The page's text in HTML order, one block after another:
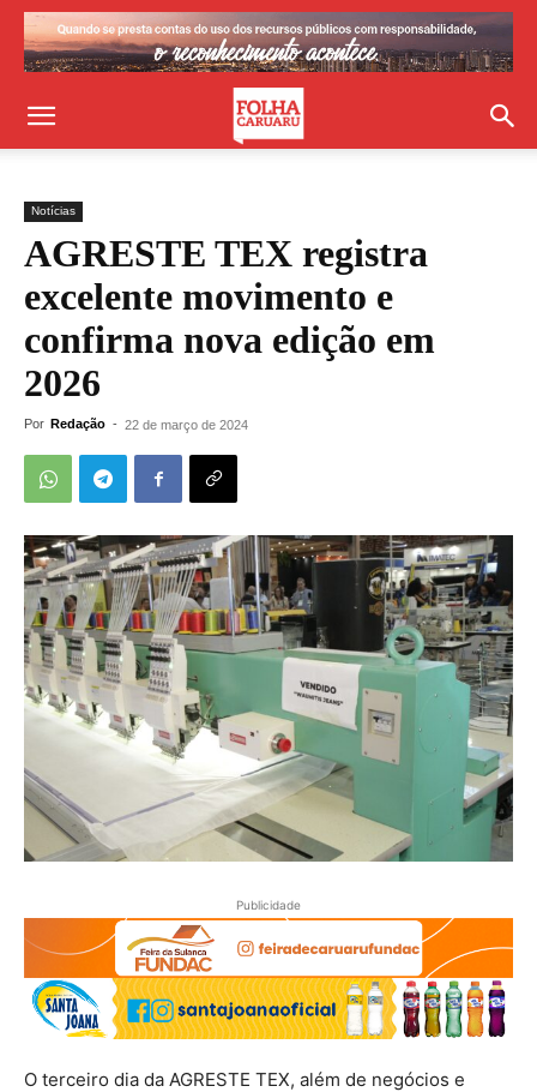
Notícias
AGRESTE TEX registra
excelente movimento e
confirma nova edição em
2026
Por Redação - 22 de março de 2024
Publicidade
O terceiro dia da AGRESTE TEX, além de negócios e